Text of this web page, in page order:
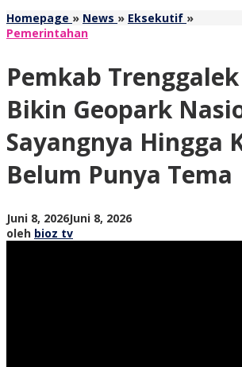
Homepage » News » Eksekutif »Pemkab
Geopark
Hingga
Kini
Belum
Punya
Tema
Pemerintahan
Pemkab
Bikin Geopark
Sayangnya Hingga
Belum Punya Tema
Juni 8, 2026Juni 8, 2026oleh
oleh bioz tv